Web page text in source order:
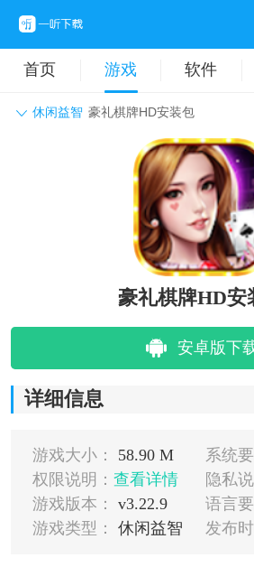
首页 游戏 软件
休闲益智 豪礼棋牌HD安装包
动作格斗 休闲
卡牌对战 音乐
挂机养成
豪礼棋牌HD安
安卓版下
详细信息
游戏大小： 58.90 M 系统要
权限说明： 查看详情 隐私
游戏版本：
v3.22.9 语言要
游戏类型：
休闲益智 发布时